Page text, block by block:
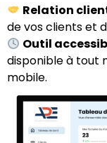
Relation
de vos clients et
Outil
disponible à tout
mobile.